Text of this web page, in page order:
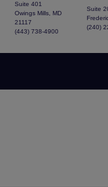
Suite 401
Owings Mills, MD
21117
(443) 738-4900
Suite
(240)